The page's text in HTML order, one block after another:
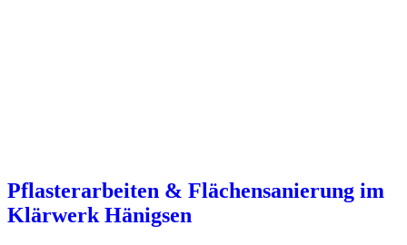
Pflasterarbeiten & Flächensanierung im
Klärwerk Hänigsen